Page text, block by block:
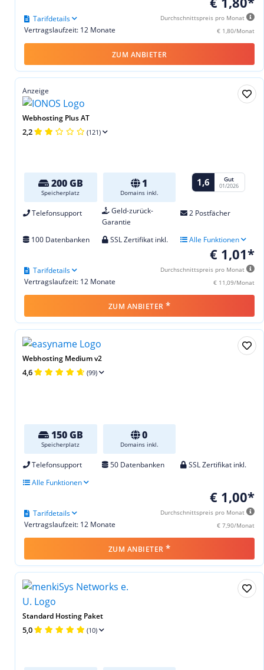
Durchschnittspreis pro Monat
€ 1,80/Monat
Vertragslaufzeit: 12 Monate
Tarifdetails
ZUM ANBIETER
Anzeige
Webhosting Plus AT
2,2 (121)
200 GB
Speicherplatz
1
Domains inkl.
1,6 Gut
01/2026
Telefonsupport
Geld-zurück-
Garantie
2 Postfächer
100 Datenbanken SSL Zertifikat inkl. Alle Funktionen
€ 1,01*
Durchschnittspreis pro Monat
€ 11,09/Monat
Vertragslaufzeit: 12 Monate
Tarifdetails
ZUM ANBIETER *
Webhosting Medium v2
4,6 (99)
150 GB
Speicherplatz
0
Domains inkl.
Telefonsupport 50 Datenbanken
SSL Zertifikat inkl.
Alle Funktionen
€ 1,00*
Durchschnittspreis pro Monat
€ 7,90/Monat
Vertragslaufzeit: 12 Monate
Tarifdetails
ZUM ANBIETER *
Standard Hosting Paket
5,0 (10)